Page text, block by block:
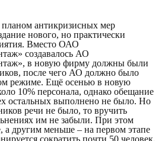
планом антикризисных мер
нового, но практически
Вместо ОАО
создавалось АО
в новую фирму должны были
после чего АО должно было
режиме. Ещё осенью в новую
10% персонала, однако обещание
остальных выполнено не было. Но
речи не было, то вручить
им не забыли. При этом
а другим меньше – на первом этапе
сократить почти 50 человек,